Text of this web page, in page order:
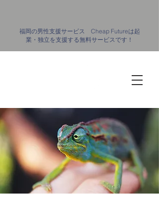
​福岡の男性支援サービス Cheap Futureは起
業・独立を支援する無料サービスです！